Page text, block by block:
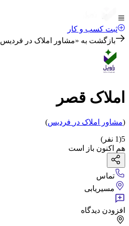
ثبت کسب و کار
بازگشت به «مشاور املاک در فردیس
املاک قصر
(مشاور املاک در فردیس)
5
(
1 نفر)
هم اکنون باز است
تماس
مسیریابی
افزودن دیدگاه